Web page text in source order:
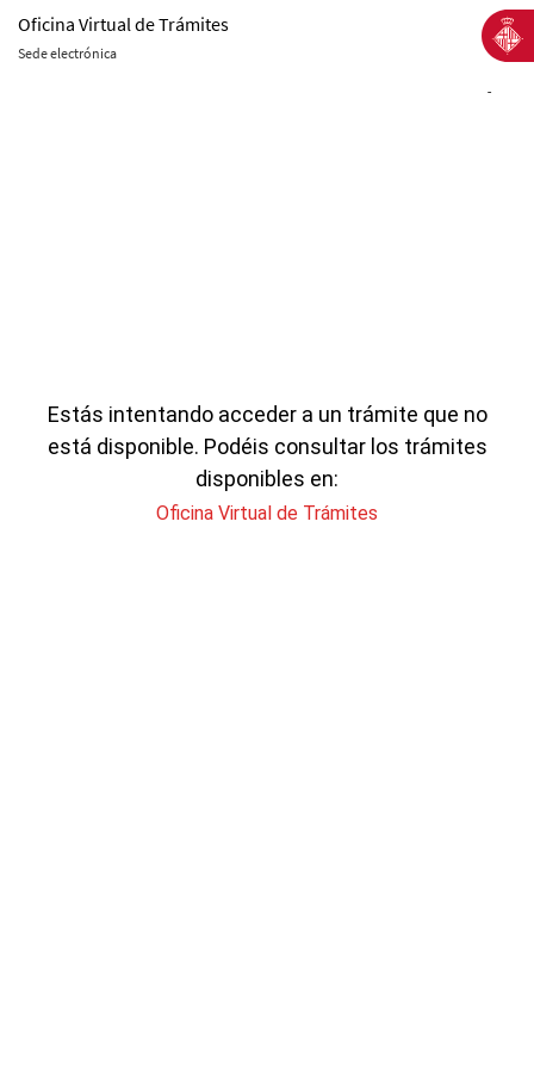
Oficina Virtual de Trámites
Sede electrónica
-
Estás intentando acceder a un trámite que no
está disponible. Podéis consultar los trámites
disponibles en:
Oficina Virtual de Trámites